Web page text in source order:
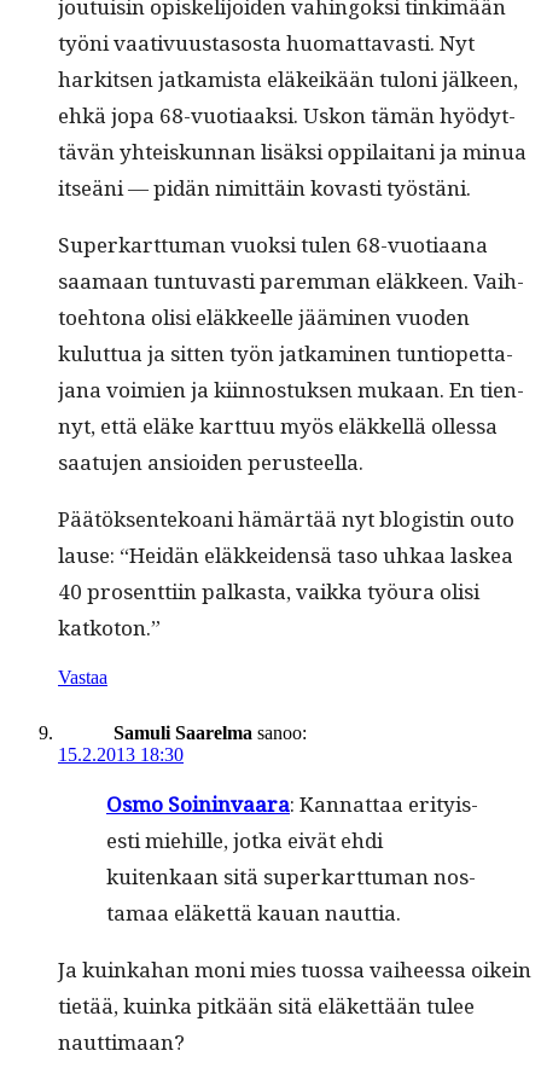
jou­tu­isin opiske­li­joiden vahin­gok­si tin­kimään
työni vaa­tivu­us­ta­sos­ta huo­mat­tavasti. Nyt
hark­it­sen jatkamista eläkeikään tuloni jäl­keen,
ehkä jopa 68-vuo­ti­aak­si. Uskon tämän hyödyt­
tävän yhteiskun­nan lisäk­si oppi­lai­tani ja min­ua
itseäni — pidän nimit­täin kovasti työstäni.
Superkart­tuman vuok­si tulen 68-vuo­ti­aana
saa­maan tun­tu­vasti parem­man eläk­keen. Vai­h­
toe­htona olisi eläk­keelle jäämi­nen vuo­den
kulut­tua ja sit­ten työn jatkami­nen tun­tiopet­ta­
jana voimien ja kiin­nos­tuk­sen mukaan. En tien­
nyt, että eläke kart­tuu myös eläkkel­lä ollessa
saatu­jen ansioiden perusteella.
Päätök­sen­tekoani hämärtää nyt blo­gistin outo
lause: “Hei­dän eläkkei­den­sä taso uhkaa laskea
40 pros­ent­ti­in palka­s­ta, vaik­ka työu­ra olisi
katkoton.”
Vastaa
Samuli Saarelma sanoo:
15.2.2013 18:30
Osmo Soin­in­vaara: Kan­nat­taa eri­tyis­
es­ti miehille, jot­ka eivät ehdi
kuitenkaan sitä superkart­tuman nos­
ta­maa eläket­tä kauan nauttia.
Ja kuinka­han moni mies tuos­sa vai­heessa oikein
tietää, kuin­ka pitkään sitä eläket­tään tulee
nauttimaan?